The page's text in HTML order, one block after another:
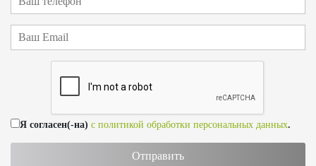
Я согласен(-на) с политикой обработки персональных данных.